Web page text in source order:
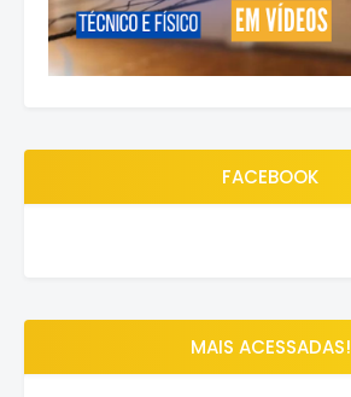
FACEBOOK
MAIS ACESSADAS!